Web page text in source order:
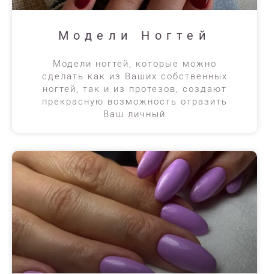
Модели Ногтей
Модели ногтей, которые можно
сделать как из Ваших собственных
ногтей, так и из протезов, создают
прекрасную возможность отразить
Ваш личный